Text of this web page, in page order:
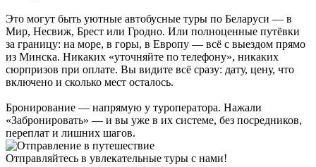
Это могут быть уютные автобусные туры по Беларуси — в
Мир, Несвиж, Брест или Гродно. Или полноценные путёвки
за границу: на море, в горы, в Европу — всё с выездом прямо
из Минска. Никаких «уточняйте по телефону», никаких
сюрпризов при оплате. Вы видите всё сразу: дату, цену, что
включено и сколько мест осталось.
Бронирование — напрямую у туроператора. Нажали
«Забронировать» — и вы уже в их системе, без посредников,
переплат и лишних шагов.
Отправляйтесь в увлекательные туры с нами!